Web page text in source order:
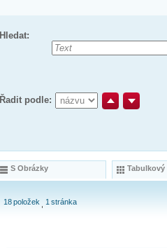
Hledat:
Řadit podle:
S Obrázky Tabulkový
18položek 1 stránka